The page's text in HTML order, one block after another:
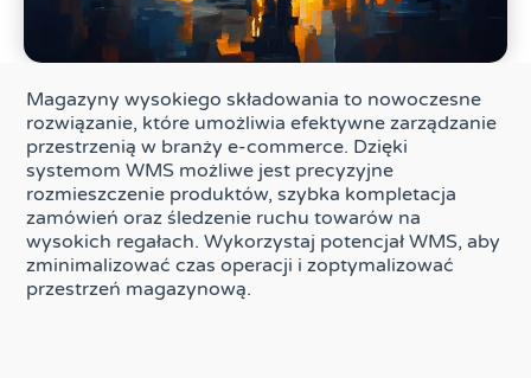
Magazyny wysokiego składowania to nowoczesne
rozwiązanie, które umożliwia efektywne zarządzanie
przestrzenią w branży e-commerce. Dzięki
systemom WMS możliwe jest precyzyjne
rozmieszczenie produktów, szybka kompletacja
zamówień oraz śledzenie ruchu towarów na
wysokich regałach. Wykorzystaj potencjał WMS, aby
zminimalizować czas operacji i zoptymalizować
przestrzeń magazynową.